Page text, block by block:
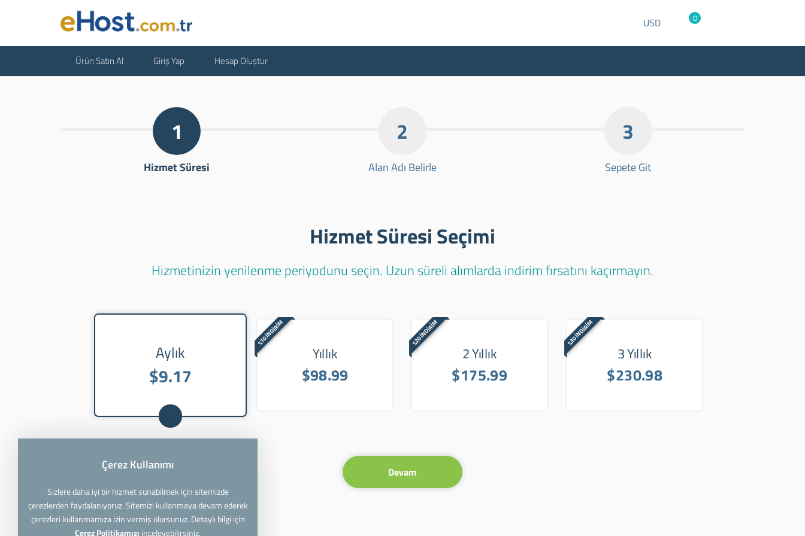
USD 0
Ürün Satın Al Giriş Yap Hesap Oluştur
1
Hizmet Süresi
2
Alan Adı Belirle
3
Sepete Git
Hizmet Süresi Seçimi
Hizmetinizin yenilenme periyodunu seçin. Uzun süreli alımlarda indirim fırsatını kaçırmayın.
Aylık
$9.17
%10 İNDİRİM
Yıllık
$98.99
%20 İNDİRİM
2 Yıllık
$175.99
%30 İNDİRİM
3 Yıllık
$230.98
Devam
Çerez Kullanımı
Sizlere daha iyi bir hizmet sunabilmek için sitemizde
çerezlerden faydalanıyoruz. Sitemizi kullanmaya devam ederek
çerezleri kullanmamıza izin vermiş olursunuz. Detaylı bilgi için
Çerez Politikamızı inceleyebilirsiniz.